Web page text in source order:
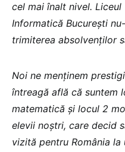
cel mai înalt nivel.
Informatică București
trimiterea absolvenților
Noi ne menținem
întreagă află că suntem
matematică și locul 2
elevii noștri, care decid
vizită pentru România